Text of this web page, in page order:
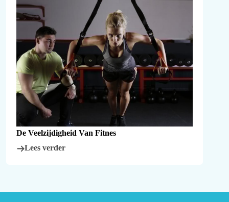
De Veelzijdigheid Van Fitnes
Lees verder